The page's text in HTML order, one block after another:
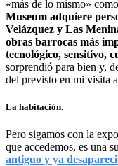
«más de lo mismo»
Museum adquiere
Velázquez y Las
obras barrocas más
tecnológico, sensitivo,
sorprendió para bien y,
del previsto en mi visita
La habitación.
Pero sigamos con la
que accedemos, es una
antiguo y ya